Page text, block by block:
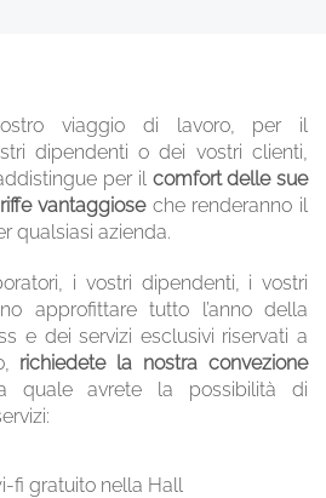
viaggio di lavoro, per il
dipendenti o dei vostri clienti,
per il comfort delle sue
vantaggioseche renderanno il
qualsiasi azienda.
i vostri dipendenti, i vostri
approfittare tutto l’anno della
e dei servizi esclusivi riservati a
richiedete la nostra convezione
quale avrete la possibilità di
fi gratuito nella Hall